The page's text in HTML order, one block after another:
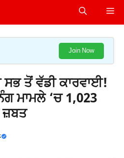
Join Now
ਸਭ ਤੋਂ ਵੱਡੀ ਕਾਰਵਾਈ!
ਮਾਮਲੇ ‘ਚ 1,023
ਜ਼ਬਤ